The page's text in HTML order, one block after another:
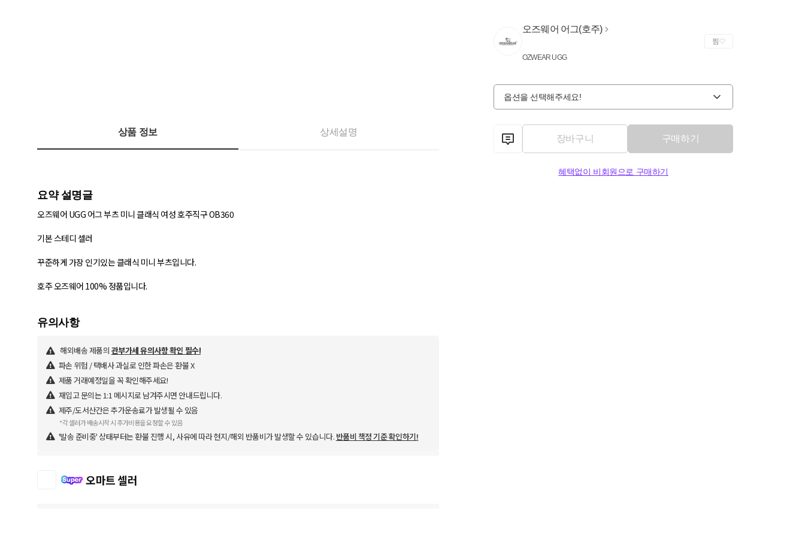
오즈웨어 어그(호주)
OZWEAR UGG
찜
옵션을 선택해주세요!
장바구니 구매하기
혜택없이 비회원으로 구매하기
상품 정보 상세설명
요약 설명글
오즈웨어 UGG 어그 부츠 미니 클래식 여성 호주직구 OB360
기본 스테디 셀러
꾸준하게 가장 인기있는 클래식 미니 부츠입니다.
호주 오즈웨어 100% 정품입니다.
유의사항
해외배송 제품의 관부가세 유의사항 확인 필수!
파손 위험 / 택배사 과실로 인한 파손은 환불 X
제품 거래예정일을 꼭 확인해주세요!
재입고 문의는 1:1 메시지로 남겨주시면 안내드립니다.
제주/도서산간은 추가운송료가 발생될 수 있음
*각 셀러가 배송시작 시 추가비용을 요청할 수 있음
'발송 준비중' 상태부터는 환불 진행 시, 사유에 따라 현지/해외 반품비가 발생할 수 있습니다. 반품비 책정 기준 확인하기!
오마트 셀러